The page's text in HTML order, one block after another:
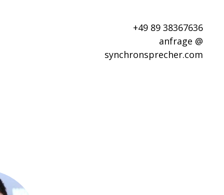
+49 89 38367636
anfrage @
synchronsprecher.com